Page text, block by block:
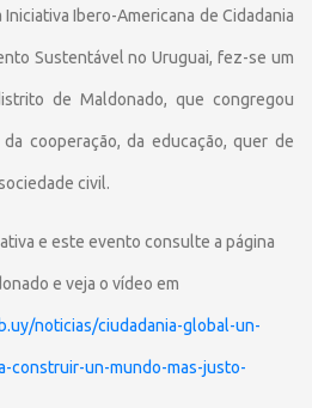
Ibero-Americana de Cidadania
Sustentável no Uruguai, fez-se um
de Maldonado, que congregou
cooperação, da educação, quer de
civil.
e este evento consulte a página
e veja o vídeo em
noticias/ciudadania-global-un-
construir-un-mundo-mas-justo-